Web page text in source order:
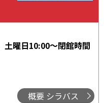
土曜日10:00～閉館時間
概要 シラバス